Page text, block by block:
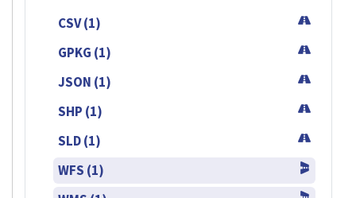
CSV (1)
GPKG (1)
JSON (1)
SHP (1)
SLD (1)
WFS (1)